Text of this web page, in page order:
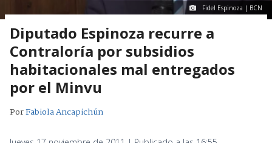
Fidel Espinoza | BCN
Diputado Espinoza recurre a
Contraloría por subsidios
habitacionales mal entregados
por el Minvu
PorFabiola Ancapichún